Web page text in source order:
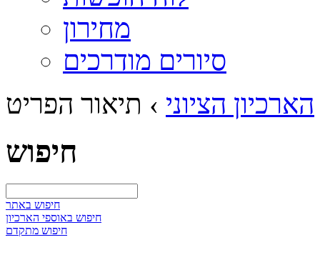
מחירון
סיורים מודרכים
הארכיון הציוני › תיאור הפריט
חיפוש
חיפוש באתר
חיפוש באוספי הארכיון
חיפוש מתקדם